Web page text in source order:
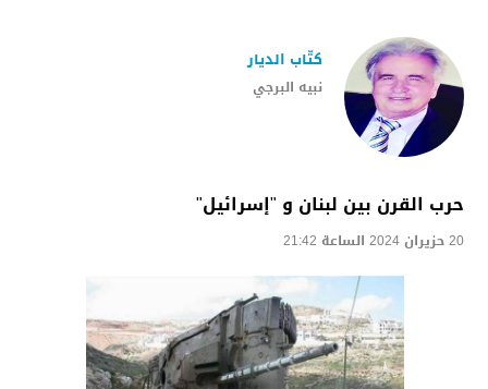
نبيه البرجي
كتّاب الديار
حرب القرن بين لبنان و "إسرائيل"
20 حزيران 2024 الساعة 21:42